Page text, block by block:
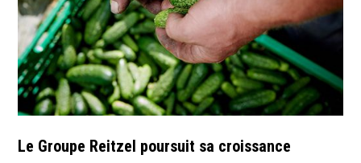
Le Groupe Reitzel poursuit sa croissance